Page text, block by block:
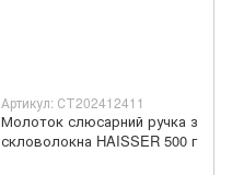
Артикул: СТ202412411
Молоток слюсарний ручка з
скловолокна HAISSER 500 г